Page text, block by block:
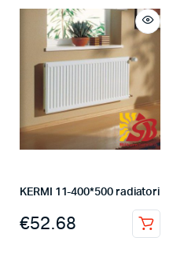
KERMI 11-400*500 radiatori
€52.68